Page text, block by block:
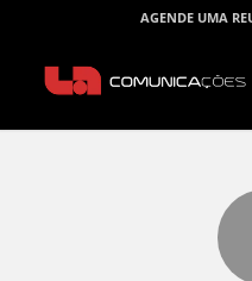
AGENDE UMA